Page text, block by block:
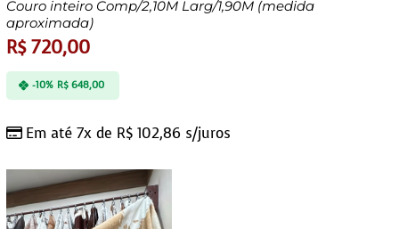
Couro inteiro Comp/2,10M Larg/1,90M (medida
aproximada)
R$720,00
Em até 7x de R$ 102,86 s/juros
-10% R$648,00